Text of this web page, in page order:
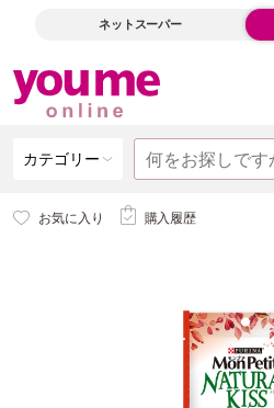
ネットスーパー
カテゴリー
お気に入り 購入履歴